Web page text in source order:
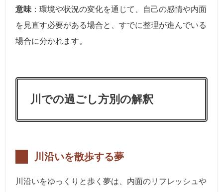
意味 ：環境や状況の変化を通じて、自己の感情や内面
を見直す必要がある場合と、すでに整理が進んでいる
場合に分かれます。
川での過ごし方別の解釈
川沿いを散歩する夢
川沿いをゆっくりと歩く夢は、内面のリフレッシュや